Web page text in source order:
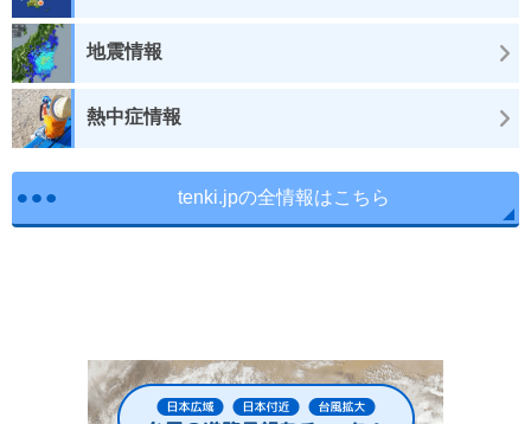
地震情報
熱中症情報
tenki.jpの全情報はこちら